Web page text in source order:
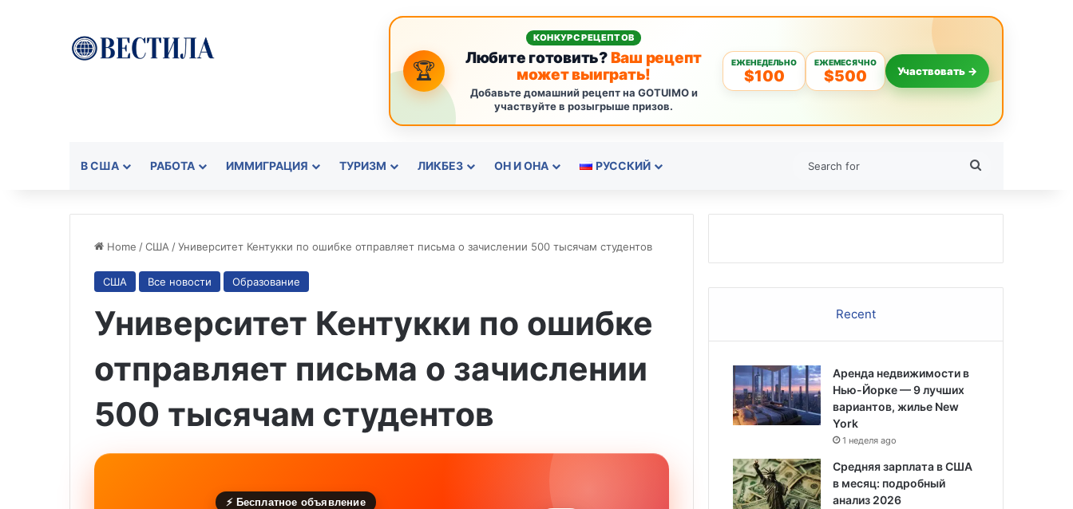
🏆
КОНКУРС РЕЦЕПТОВ
Любите готовить?Ваш рецепт
может выиграть!
Добавьте домашний рецепт на GOTUIMO и
участвуйте в розыгрыше призов.
ЕЖЕНЕДЕЛЬНО
$100
ЕЖЕМЕСЯЧНО
$500 Участвовать →
В США РАБОТА ИММИГРАЦИЯ ТУРИЗМ ЛИКБЕЗ ОН И ОНА РУССКИЙ
Home /США /Университет Кентукки по ошибке отправляет письма о зачислении 500 тысячам студентов
США Все новости Образование
Университет Кентукки по ошибке
отправляет письма о зачислении
500 тысячам студентов
⚡ Бесплатное объявление
Recent
Аренда недвижимости в
Нью-Йорке — 9 лучших
вариантов, жилье New
York
1 неделя ago
Средняя зарплата в США
в месяц: подробный
анализ 2026